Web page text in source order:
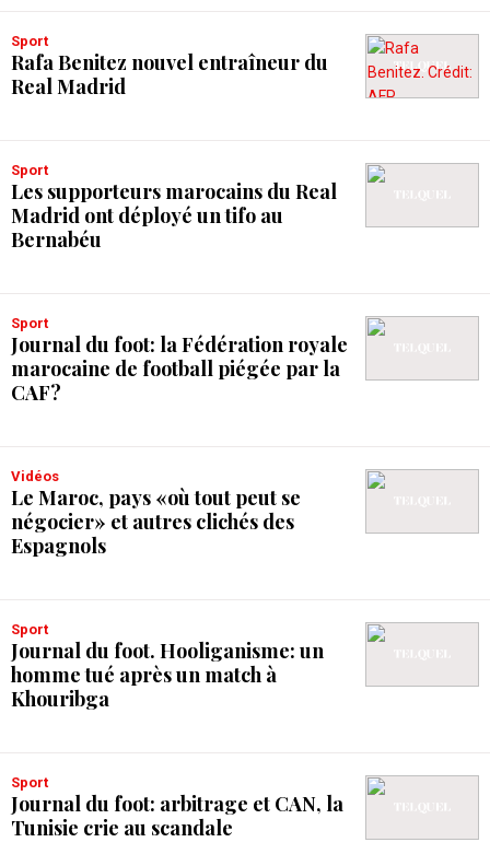
Sport
Rafa Benitez nouvel entraîneur du
Real Madrid
Sport
Les supporteurs marocains du Real
Madrid ont déployé un tifo au
Bernabéu
Sport
Journal du foot: la Fédération royale
marocaine de football piégée par la
CAF?
Vidéos
Le Maroc, pays «où tout peut se
négocier» et autres clichés des
Espagnols
Sport
Journal du foot. Hooliganisme: un
homme tué après un match à
Khouribga
Sport
Journal du foot: arbitrage et CAN, la
Tunisie crie au scandale